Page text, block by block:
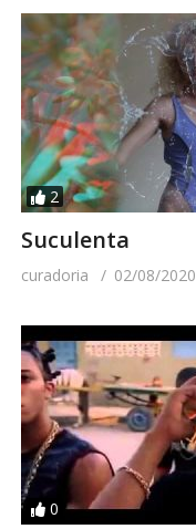
2
Suculenta
curadoria 02/08/2020
0